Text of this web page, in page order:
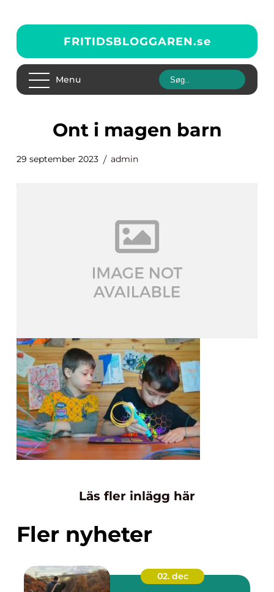
FRITIDSBLOGGAREN.se
Menu
ont i magen barn
29 september 2023 admin
Läs fler inlägg här
Fler nyheter
02. dec